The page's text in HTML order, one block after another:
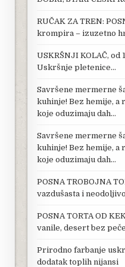
RUČAK ZA TREN:
krompira – izuzetno
USKRŠNJI KOLAČ, od
Uskršnje pletenice…
Savršene mermerne
kuhinje! Bez hemije, a
koje oduzimaju dah…
Savršene mermerne
kuhinje! Bez hemije, a
koje oduzimaju dah…
POSNA TROBOJNA
vazdušasta i
POSNA TORTA OD
vanile, desert bez
Prirodno farbanje
dodatak toplih nijansi